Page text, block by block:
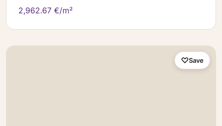
2,962.67 €/m²
Save